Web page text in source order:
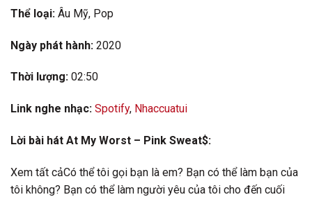
Thể loại: Âu Mỹ, Pop
Ngày phát hành: 2020
Thời lượng: 02:50
Link nghe nhạc: Spotify, Nhaccuatui
Lời bài hát At My Worst – Pink Sweat$:
Xem tất cảCó thể tôi gọi bạn là em? Bạn có thể làm bạn của
tôi không? Bạn có thể làm người yêu của tôi cho đến cuối